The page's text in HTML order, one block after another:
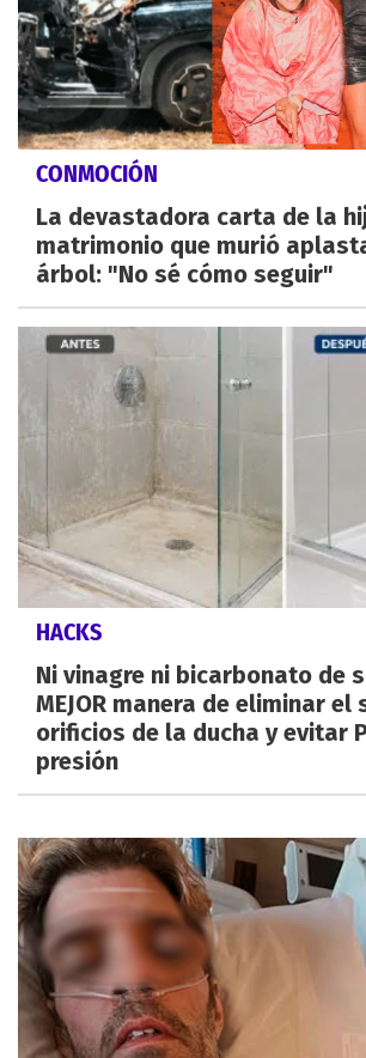
CONMOCIÓN
La devastadora carta de la
matrimonio que murió
árbol: "No sé cómo seguir"
HACKS
Ni vinagre ni bicarbonato de
MEJOR manera de eliminar el
orificios de la ducha y evitar
presión